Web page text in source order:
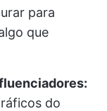
para
que
do